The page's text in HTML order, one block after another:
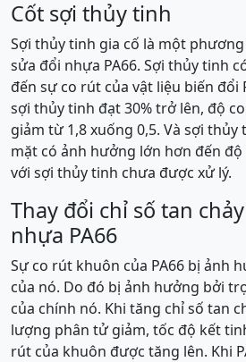
Cốt sợi thủy tinh
Sợi thủy tinh gia cố là một
sửa đổi nhựa PA66. Sợi thủy tinh
đến sự co rút của vật liệu biến đổi
sợi thủy tinh đạt 30% trở lên, độ
giảm từ 1,8 xuống 0,5. Và sợi
mặt có ảnh hưởng lớn hơn đến
với sợi thủy tinh chưa được xử lý.
Thay đổi chỉ số tan
nhựa PA66
Sự co rút khuôn của PA66 bị ảnh
của nó. Do đó bị ảnh hưởng bởi
của chính nó. Khi tăng chỉ số tan
lượng phân tử giảm, tốc độ kết
rút của khuôn được tăng lên. Khi